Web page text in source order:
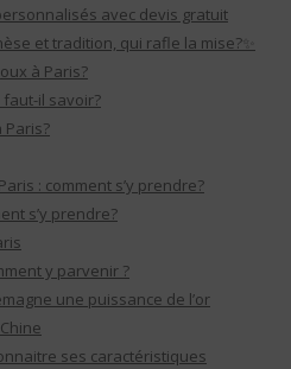
avec devis gratuit
et tradition, qui rafle la mise?✨
à Paris?
faut-il savoir?
Paris?
: comment s’y prendre?
s’y prendre?
y parvenir ?
une puissance de l’or
ses caractéristiques